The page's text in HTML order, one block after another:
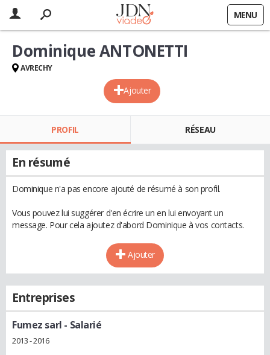
MENU
Ajouter
Dominique ANTONETTI
AVRECHY
PROFIL RÉSEAU
En résumé
Dominique n'a pas encore ajouté de résumé à son profil.
Vous pouvez lui suggérer d'en écrire un en lui envoyant un
message. Pour cela ajoutez d'abord Dominique à vos contacts.
Ajouter
Entreprises
Fumez sarl - Salarié
2013 - 2016